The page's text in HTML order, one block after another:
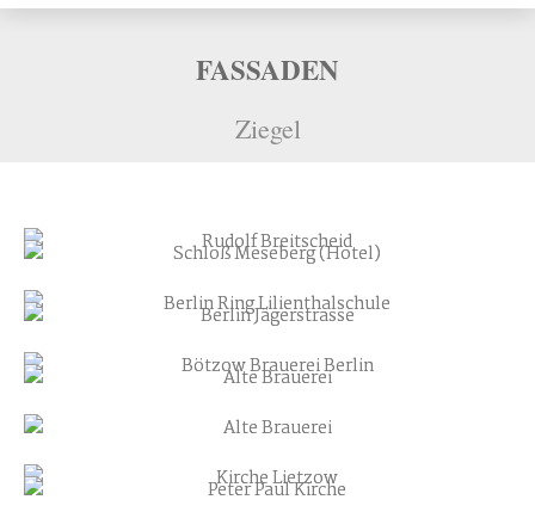
FASSADEN
Ziegel